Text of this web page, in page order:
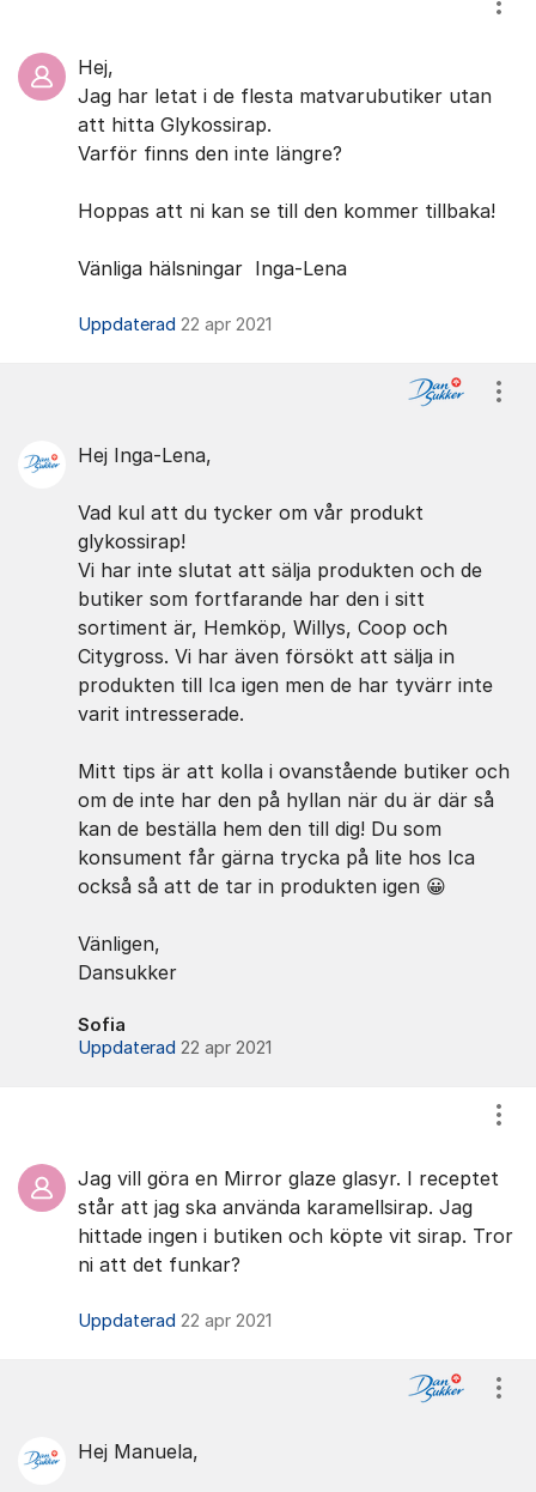
Hej,
Jag har letat i de flesta matvarubutiker utan
att hitta Glykossirap.
Varför finns den inte längre?
Hoppas att ni kan se till den kommer tillbaka!
Vänliga hälsningar Inga-Lena
Uppdaterad 22 apr 2021
Hej Inga-Lena,
Vad kul att du tycker om vår produkt
glykossirap!
Vi har inte slutat att sälja produkten och de
butiker som fortfarande har den i sitt
sortiment är, Hemköp, Willys, Coop och
Citygross. Vi har även försökt att sälja in
produkten till Ica igen men de har tyvärr inte
varit intresserade.
Mitt tips är att kolla i ovanstående butiker och
om de inte har den på hyllan när du är där så
kan de beställa hem den till dig! Du som
konsument får gärna trycka på lite hos Ica
också så att de tar in produkten igen 😀
Vänligen,
Dansukker
Sofia
Uppdaterad 22 apr 2021
Jag vill göra en Mirror glaze glasyr. I receptet
står att jag ska använda karamellsirap. Jag
hittade ingen i butiken och köpte vit sirap. Tror
ni att det funkar?
Uppdaterad 22 apr 2021
Hej Manuela,